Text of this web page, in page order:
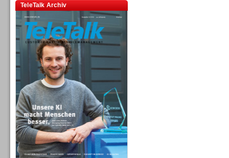
TeleTalk Archiv
Inbound
Inbound